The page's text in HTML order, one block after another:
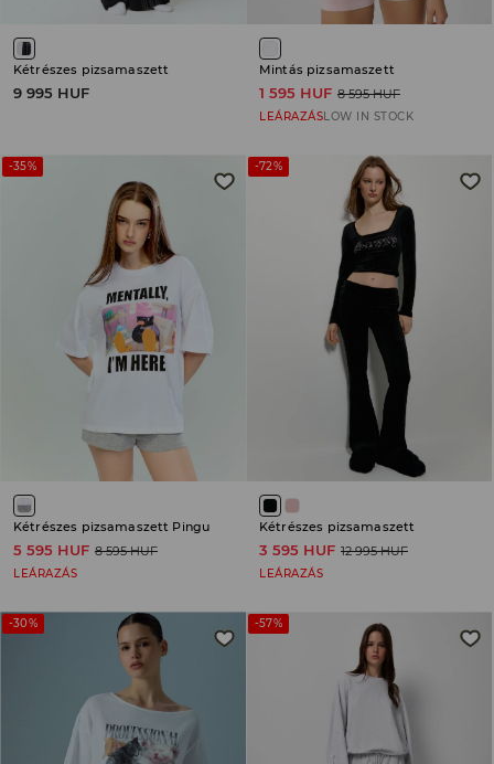
Kétrészes pizsamaszett
9 995 HUF
Mintás pizsamaszett
1 595 HUF 8 595 HUF
LEÁRAZÁSLOW IN STOCK
-35%
Kétrészes pizsamaszett Pingu
5 595 HUF 8 595 HUF
LEÁRAZÁS
-72%
Kétrészes pizsamaszett
3 595 HUF 12 995 HUF
LEÁRAZÁS
-30% -57%